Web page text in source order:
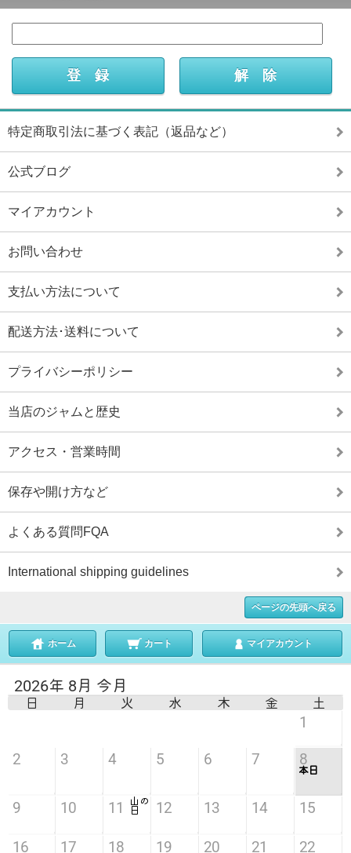
特定商取引法に基づく表記（返品など）
公式ブログ
マイアカウント
お問い合わせ
支払い方法について
配送方法･送料について
プライバシーポリシー
当店のジャムと歴史
アクセス・営業時間
保存や開け方など
よくある質問FQA
International shipping guidelines
ページの先頭へ戻る
ホーム カート マイアカウント